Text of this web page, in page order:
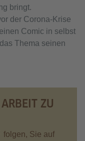
bringt.
der Corona-Krise
Comic in selbst
Thema seinen
ZU
folgen, Sie auf